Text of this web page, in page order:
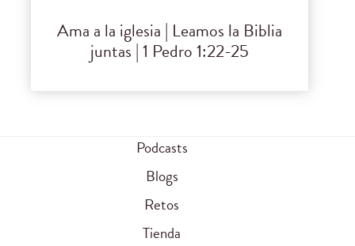
Ama a la iglesia | Leamos la Biblia
juntas | 1 Pedro 1:22-25
Podcasts
Blogs
Retos
Tienda